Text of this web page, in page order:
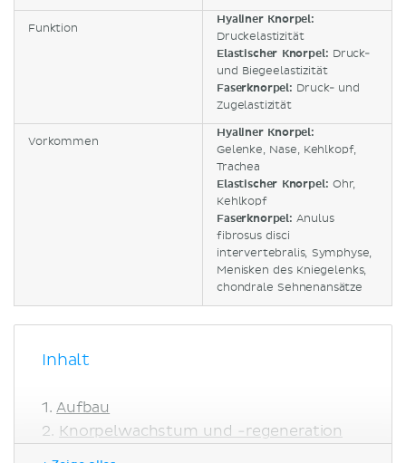
Funktion
Hyaliner Knorpel:
Druckelastizität
Elastischer Knorpel: Druck-
und Biegeelastizität
Faserknorpel: Druck- und
Zugelastizität
Vorkommen
Hyaliner Knorpel:
Gelenke, Nase, Kehlkopf,
Trachea
Elastischer Knorpel: Ohr,
Kehlkopf
Faserknorpel: Anulus
fibrosus disci
intervertebralis, Symphyse,
Menisken des Kniegelenks,
chondrale Sehnenansätze
Inhalt
Aufbau
Knorpelwachstum und -regeneration